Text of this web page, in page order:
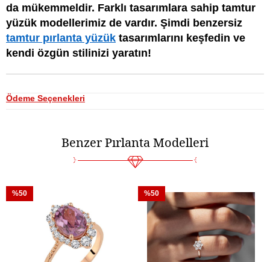
da mükemmeldir. Farklı tasarımlara sahip tamtur
yüzük modellerimiz de vardır. Şimdi benzersiz
tamtur pırlanta yüzük tasarımlarını keşfedin ve
kendi özgün stilinizi yaratın!
Ödeme Seçenekleri
Benzer Pırlanta Modelleri
%50 %50